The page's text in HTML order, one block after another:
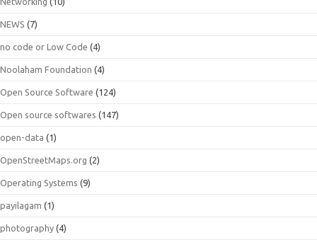
NEWS (7)
no code or Low Code (4)
Noolaham Foundation (4)
Open Source Software (124)
Open source softwares (147)
open-data (1)
OpenStreetMaps.org (2)
Operating Systems (9)
payilagam (1)
photography (4)